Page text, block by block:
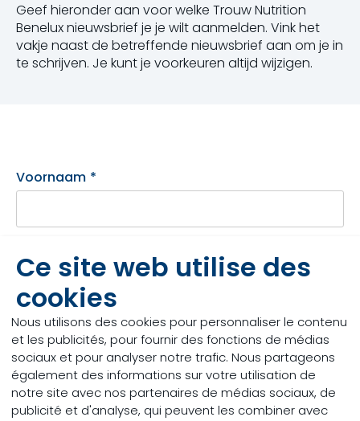
Ce site web utilise des
cookies
Nous utilisons des cookies pour personnaliser le contenu
et les publicités, pour fournir des fonctions de médias
sociaux et pour analyser notre trafic. Nous partageons
également des informations sur votre utilisation de
notre site avec nos partenaires de médias sociaux, de
publicité et d'analyse, qui peuvent les combiner avec
Geef hieronder aan voor welke Trouw Nutrition
Benelux nieuwsbrief je je wilt aanmelden. Vink het
vakje naast de betreffende nieuwsbrief aan om je in
te schrijven. Je kunt je voorkeuren altijd wijzigen.
Voornaam *
E-mailadres *
Nieuwsbrief voorkeur: *